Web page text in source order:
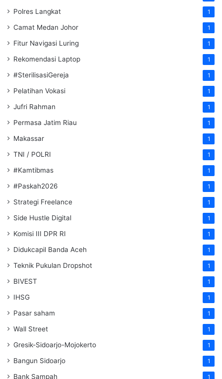
Polres Langkat 1
Camat Medan Johor 1
Fitur Navigasi Luring 1
Rekomendasi Laptop 1
#SterilisasiGereja 1
Pelatihan Vokasi 1
Jufri Rahman 1
Permasa Jatim Riau 1
Makassar 1
TNI / POLRI 1
#Kamtibmas 1
#Paskah2026 1
Strategi Freelance 1
Side Hustle Digital 1
Komisi III DPR RI 1
Didukcapil Banda Aceh 1
Teknik Pukulan Dropshot 1
BIVEST 1
IHSG 1
Pasar saham 1
Wall Street 1
Gresik-Sidoarjo-Mojokerto 1
Bangun Sidoarjo 1
Bank Sampah 1